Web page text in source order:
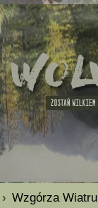
Wzgórza Wiatru